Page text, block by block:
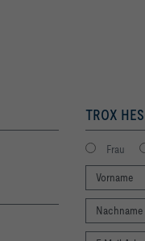
TROX
Frau